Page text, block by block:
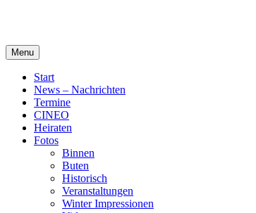
Menu
Start
News – Nachrichten
Termine
CINEO
Heiraten
Fotos
Binnen
Buten
Historisch
Veranstaltungen
Winter Impressionen